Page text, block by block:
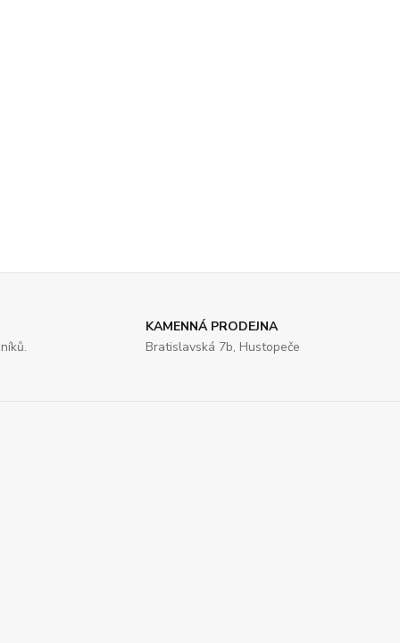
KAMENNÁ PRODEJNA
Bratislavská 7b, Hustopeče